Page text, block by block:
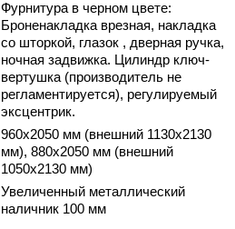
Фурнитура в черном цвете:
Броненакладка врезная, накладка
со шторкой, глазок , дверная ручка,
ночная задвижка. Цилиндр ключ-
вертушка (производитель не
регламентируется), регулируемый
эксцентрик.
960х2050 мм (внешний 1130х2130
мм), 880х2050 мм (внешний
1050х2130 мм)
Увеличенный металлический
наличник 100 мм